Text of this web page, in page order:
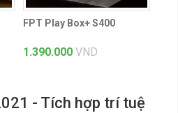
FPT Play Box+ S400
1.390.000 VND
- Tích hợp trí tuệ